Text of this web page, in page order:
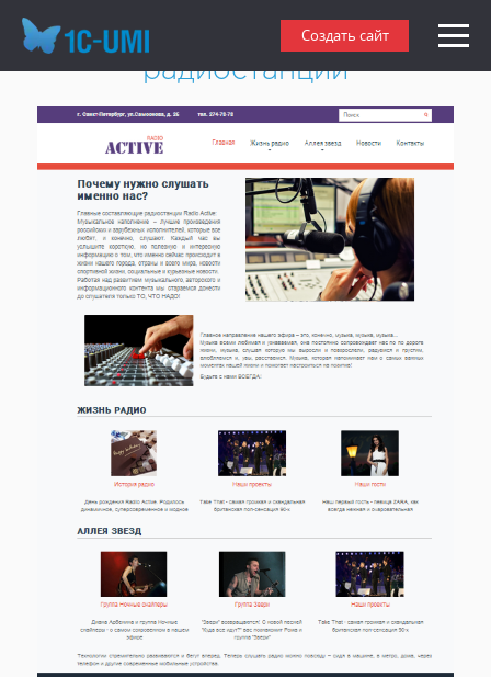
Создать сайт
Создать адаптивный сайт
радиостанции